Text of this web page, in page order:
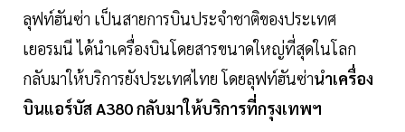
ลุฟท์ฮันซ่า เป็นสายการบินประจำชาติของประเทศ
เยอรมนี ได้นำเครื่องบินโดยสารขนาดใหญ่ที่สุดในโลก
กลับมาให้บริการยังประเทศไทย โดยลุฟท์ฮันซ่านำเครื่อง
บินแอร์บัสA380กลับมาให้บริการที่กรุงเทพฯ